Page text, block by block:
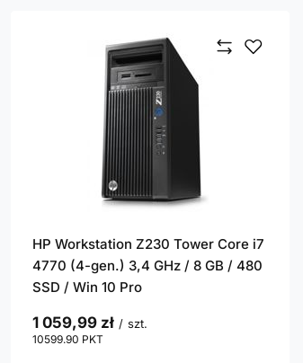
HP Workstation Z230 Tower Core i7
4770 (4-gen.) 3,4 GHz / 8 GB / 480
SSD / Win 10 Pro
1 059,99 zł / szt.
10599.90 PKT